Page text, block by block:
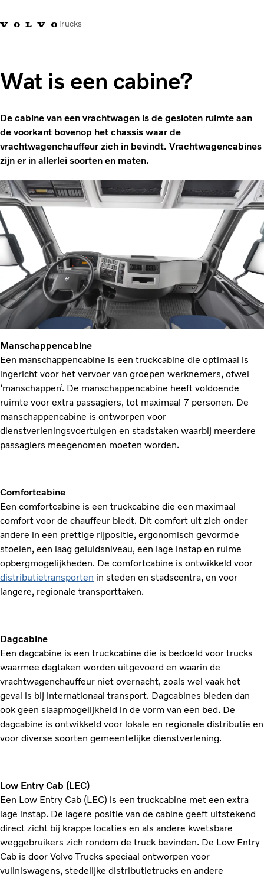
Trucks
CO2-reductie
Trucks
Truck Builder
Services
Nieuws
Over ons
Wat is een cabine?
De cabine van een vrachtwagen is de gesloten ruimte aan
de voorkant bovenop het chassis waar de
vrachtwagenchauffeur zich in bevindt. Vrachtwagencabines
zijn er in allerlei soorten en maten.
Manschappencabine
Een manschappencabine is een truckcabine die optimaal is
ingericht voor het vervoer van groepen werknemers, ofwel
‘manschappen’. De manschappencabine heeft voldoende
ruimte voor extra passagiers, tot maximaal 7 personen. De
manschappencabine is ontworpen voor
dienstverleningsvoertuigen en stadstaken waarbij meerdere
passagiers meegenomen moeten worden.
Comfortcabine
Een comfortcabine is een truckcabine die een maximaal
comfort voor de chauffeur biedt. Dit comfort uit zich onder
andere in een prettige rijpositie, ergonomisch gevormde
stoelen, een laag geluidsniveau, een lage instap en ruime
opbergmogelijkheden. De comfortcabine is ontwikkeld voor
distributietransporten in steden en stadscentra, en voor
langere, regionale transporttaken.
Dagcabine
Een dagcabine is een truckcabine die is bedoeld voor trucks
waarmee dagtaken worden uitgevoerd en waarin de
vrachtwagenchauffeur niet overnacht, zoals wel vaak het
geval is bij internationaal transport. Dagcabines bieden dan
ook geen slaapmogelijkheid in de vorm van een bed. De
dagcabine is ontwikkeld voor lokale en regionale distributie en
voor diverse soorten gemeentelijke dienstverlening.
Low Entry Cab (LEC)
Een Low Entry Cab (LEC) is een truckcabine met een extra
lage instap. De lagere positie van de cabine geeft uitstekend
direct zicht bij krappe locaties en als andere kwetsbare
weggebruikers zich rondom de truck bevinden. De Low Entry
Cab is door Volvo Trucks speciaal ontworpen voor
vuilniswagens, stedelijke distributietrucks en andere